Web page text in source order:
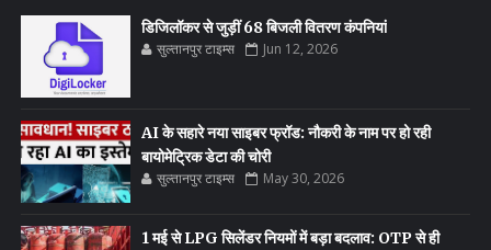
डिजिलॉकर से जुड़ीं 68 बिजली वितरण कंपनियां
सुल्तानपुर टाइम्स Jun 12, 2026
AI के सहारे नया साइबर फ्रॉड: नौकरी के नाम पर हो रही
बायोमेट्रिक डेटा की चोरी
सुल्तानपुर टाइम्स May 30, 2026
1 मई से LPG सिलेंडर नियमों में बड़ा बदलाव: OTP से ही